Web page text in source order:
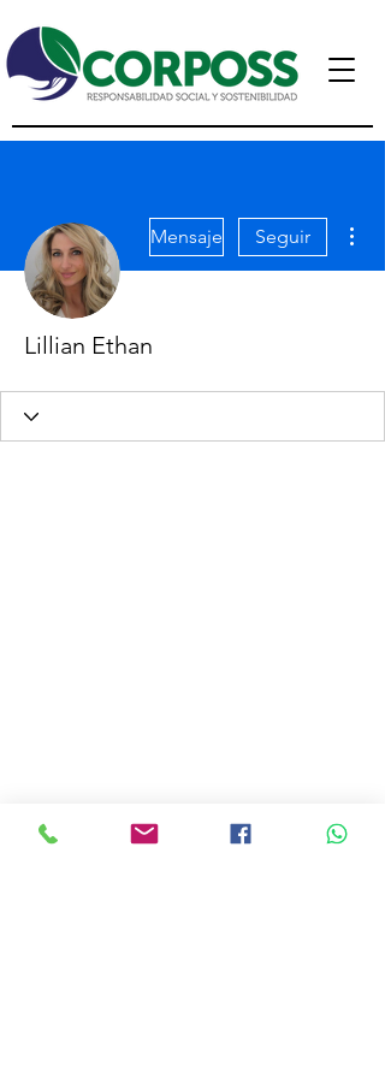
Mensaje Seguir
Lillian Ethan